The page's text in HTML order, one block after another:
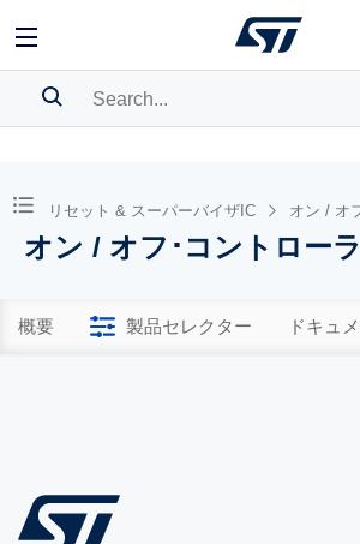
BOOKMARK
Please log in to show your saved
リセット & スーパーバイザIC オン / オ
オン / オフ･コントロー
概要 製品セレクター ドキュ